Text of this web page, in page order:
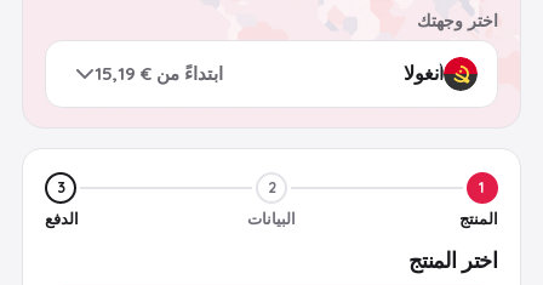
اختر وجهتك
ابتداءً من € 15,19
1
المنتج
2
البيانات
3
الدفع
اختر المنتج